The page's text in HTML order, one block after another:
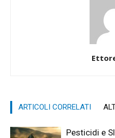
ARTICOLI CORRELATI
Pesticidi e